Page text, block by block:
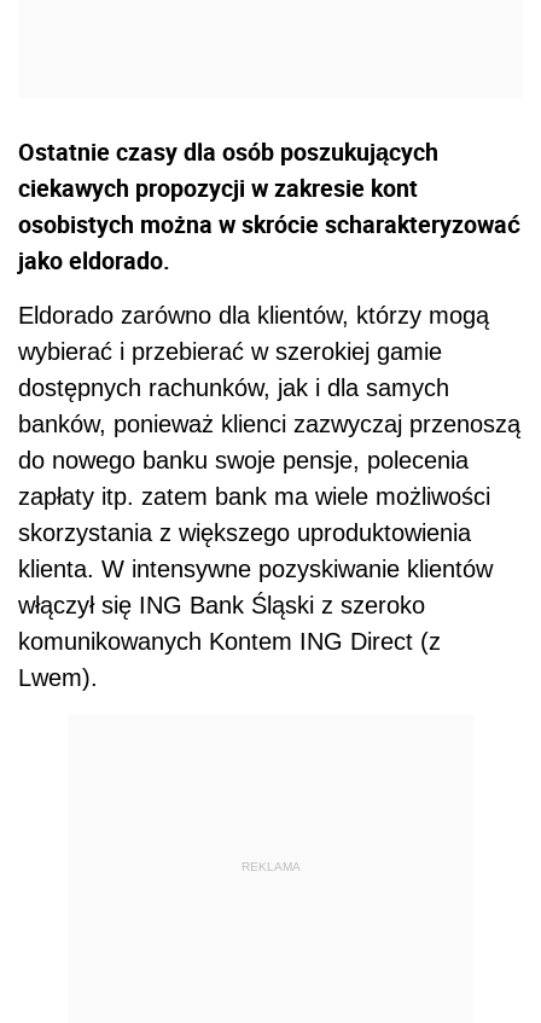
Ostatnie czasy dla osób poszukujących
ciekawych propozycji w zakresie kont
osobistych można w skrócie scharakteryzować
jako eldorado.
Eldorado zarówno dla klientów, którzy mogą
wybierać i przebierać w szerokiej gamie
dostępnych rachunków, jak i dla samych
banków, ponieważ klienci zazwyczaj przenoszą
do nowego banku swoje pensje, polecenia
zapłaty itp. zatem bank ma wiele możliwości
skorzystania z większego uproduktowienia
klienta. W intensywne pozyskiwanie klientów
włączył się ING Bank Śląski z szeroko
komunikowanych Kontem ING Direct (z
Lwem).
REKLAMA